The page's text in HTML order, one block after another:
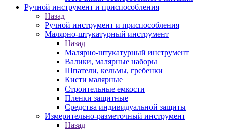
Ручной инструмент и приспособления
Назад
Ручной инструмент и приспособления
Малярно-штукатурный инструмент
Назад
Малярно-штукатурный инструмент
Валики, малярные наборы
Шпатели, кельмы, гребенки
Кисти малярные
Строительные емкости
Пленки защитные
Средства индивидуальной защиты
Измерительно-разметочный инструмент
Назад